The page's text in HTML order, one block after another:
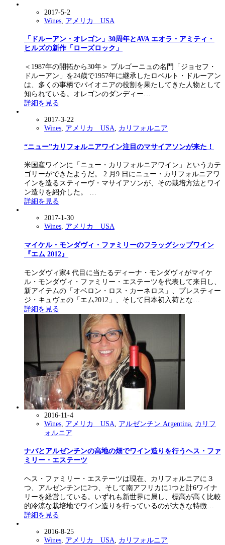
2017-5-2
Wines アメリカ USA
「ドルーアン・オレゴン」30周年とAVA エオラ・アミティ・
ヒルズの新作「ローズロック」
＜1987年の開拓から30年＞ ブルゴーニュの名門「ジョセフ・
ドルーアン」を24歳で1957年に継承したロベルト・ドルーアン
は、多くの事柄でパイオニアの役割を果たしてきた人物として
知られている。オレゴンのダンディー…
詳細を見る
2017-3-22
Wines, アメリカ USA, カリフォルニア
“ニュー”カリフォルニアワイン注目のマサイアソンが来た！
米国産ワインに「ニュー・カリフォルニアワイン」というカテ
ゴリーができたようだ。 2 月9 日にニュー・カリフォルニアワ
インを造るスティーヴ・マサイアソンが、その栽培方法とワイ
ン造りを紹介した。 …
詳細を見る
2017-1-30
Wines, アメリカ USA
マイケル・モンダヴィ・ファミリーのフラッグシップワイン
『エム 2012』
モンダヴィ家4 代目に当たるディーナ・モンダヴィがマイケ
ル・モンダヴィ・ファミリー・エステーツを代表して来日し、
新アイテムの「オベロン・ロス・カーネロス」、プレスティー
ジ・キュヴェの「エム2012」、そして日本初入荷とな…
詳細を見る
2016-11-4
Wines アメリカ USA アルゼンチン Argentina カリフ
ォルニア
ナパとアルゼンチンの高地の畑でワイン造りを行うヘス・ファ
ミリー・エステーツ
ヘス・ファミリー・エステーツは現在、カリフォルニアに３
つ、アルゼンチンに2つ、そして南アフリカに1つと計6ワイナ
リーを経営している。いずれも新世界に属し、標高が高く比較
的冷涼な栽培地でワイン造りを行っているのが大きな特徴…
詳細を見る
2016-8-25
Wines アメリカ USA カリフォルニア